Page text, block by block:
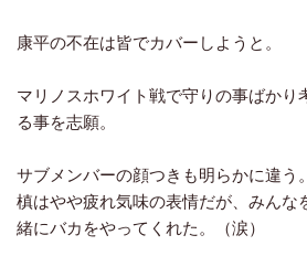
康平の不在は皆でカバーしようと。
マリノスホワイト戦で守りの事ばかり
る事を志願。
サブメンバーの顔つきも明らかに違う。
槙はやや疲れ気味の表情だが、みんな
緒にバカをやってくれた。（涙）